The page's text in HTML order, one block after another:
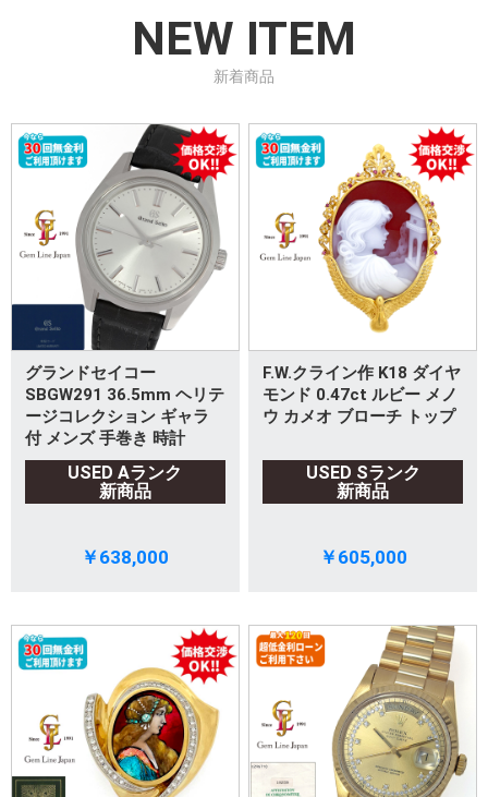
NEW ITEM
新着商品
グランドセイコー
SBGW291 36.5mm ヘリテ
ージコレクション ギャラ
付 メンズ 手巻き 時計
USED Aランク
新商品
￥638,000
F.W.クライン作 K18 ダイヤ
モンド 0.47ct ルビー メノ
ウ カメオ ブローチ トップ
USED Sランク
新商品
￥605,000